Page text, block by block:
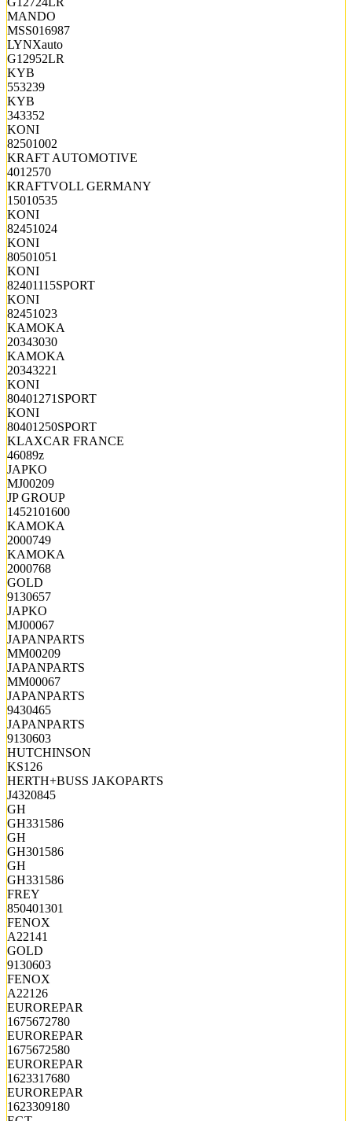
MANDO
MSS016987
LYNXauto
G12952LR
KYB
553239
KYB
343352
KONI
82501002
KRAFT AUTOMOTIVE
4012570
KRAFTVOLL GERMANY
15010535
KONI
82451024
KONI
80501051
KONI
82401115SPORT
KONI
82451023
KAMOKA
20343030
KAMOKA
20343221
KONI
80401271SPORT
KONI
80401250SPORT
KLAXCAR FRANCE
46089z
JAPKO
MJ00209
JP GROUP
1452101600
KAMOKA
2000749
KAMOKA
2000768
GOLD
9130657
JAPKO
MJ00067
JAPANPARTS
MM00209
JAPANPARTS
MM00067
JAPANPARTS
9430465
JAPANPARTS
9130603
HUTCHINSON
KS126
HERTH+BUSS JAKOPARTS
J4320845
GH
GH331586
GH
GH301586
GH
GH331586
FREY
850401301
FENOX
A22141
GOLD
9130603
FENOX
A22126
EUROREPAR
1675672780
EUROREPAR
1675672580
EUROREPAR
1623317680
EUROREPAR
1623309180